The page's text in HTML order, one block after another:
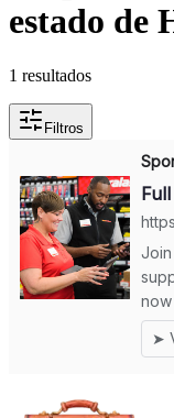
estado de
1 resultados
Filtros